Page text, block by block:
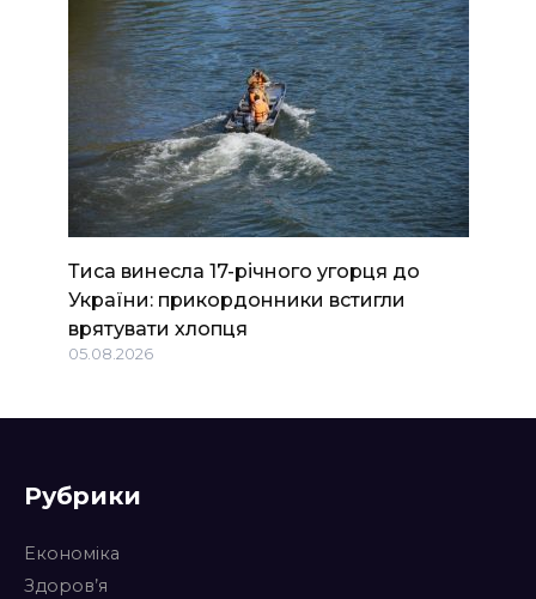
Тиса винесла 17-річного угорця до
України: прикордонники встигли
врятувати хлопця
05.08.2026
Рубрики
Економіка
Здоров’я